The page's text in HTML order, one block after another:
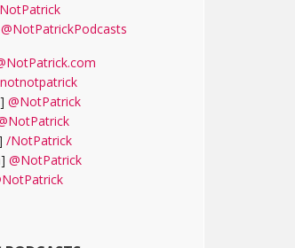
@NotPatrickPodcasts
@NotPatrick
/NotPatrick
@NotPatrick